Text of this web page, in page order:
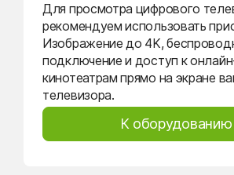
Для просмотра цифрового
рекомендуем использовать
Изображение до 4K,
подключение и доступ к
кинотеатрам прямо на экране
телевизора.
К оборудованию